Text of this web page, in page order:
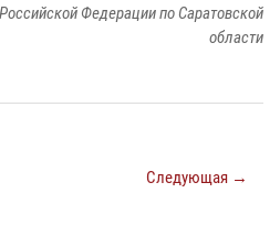
Федерации по Саратовской
области
Следующая →